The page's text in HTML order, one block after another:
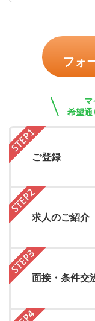
フォ
マ
希望通
ご登録
求人のご紹介
面接・条件交